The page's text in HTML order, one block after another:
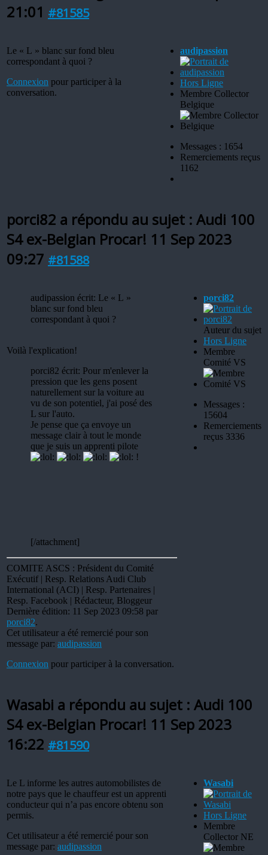
21:01 #81585
Le « L » blanc sur fond bleu
correspondant à quoi ?
Connexion pour participer à la
conversation.
audipassion
Hors Ligne
Membre Collector
Belgique
Messages : 1654
Remerciements reçus
1162
porci82 a répondu au sujet : Audi 100
S4 ex-Belgian Procar! 11 Sep 2023
09:27 #81588
audipassion écrit: Le « L »
blanc sur fond bleu
correspondant à quoi ?
Voilà l'explication!
porci82 écrit: Pour m'enlever la
pression que les gens posent
naturellement sur la voiture au
vu de son potentiel, j'ai posé des
L sur l'auto.
Je pense que ça envoye un
message clair à tout le monde
que je suis un apprenti pilote
!
[/attachment]
COMITE ASCS : Président du Comité
Exécutif | Resp. Relations Audi Club
International (ACI) | Resp. Partenaires |
Resp. Facebook | Rédacteur, Bloggeur
Dernière édition: 11 Sep 2023 09:58 par
porci82.
Cet utilisateur a été remercié pour son
message par: audipassion
Connexion pour participer à la conversation.
porci82
Auteur du sujet
Hors Ligne
Membre
Comité VS
Messages :
15604
Remerciements
reçus 3336
Wasabi a répondu au sujet : Audi 100
S4 ex-Belgian Procar! 11 Sep 2023
16:22 #81590
Le L informe les autres automobilistes de
notre pays que le chauffeur est un apprenti
conducteur qui n’a pas encore obtenu son
permis.
Cet utilisateur a été remercié pour son
message par: audipassion
Wasabi
Hors Ligne
Membre
Collector NE